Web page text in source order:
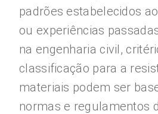
padrões estabelecidos
ou experiências
na engenharia civil,
classificação para a
materiais podem ser
normas e regulamentos